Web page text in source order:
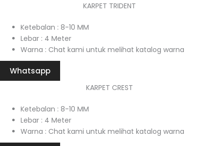
KARPET TRIDENT
Ketebalan : 8-10 MM
Lebar : 4 Meter
Warna : Chat kami untuk melihat katalog warna
Whatsapp
KARPET CREST
Ketebalan : 8-10 MM
Lebar : 4 Meter
Warna : Chat kami untuk melihat katalog warna